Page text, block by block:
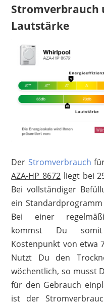
Stromverbrauch
Lautstärke
Der Stromverbrauch
AZA-HP 8672 liegt bei
Bei vollständiger
ein Standardprogramm
Bei einer
kommst Du
Kostenpunkt von etwa
Nutzt Du den
wöchentlich, so musst
für den Gebrauch
ist der